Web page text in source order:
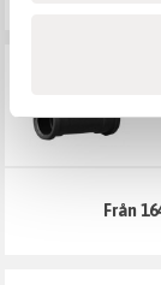
Från